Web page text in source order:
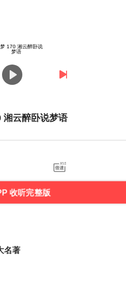
湘云醉卧说梦语
收听完整版
名著